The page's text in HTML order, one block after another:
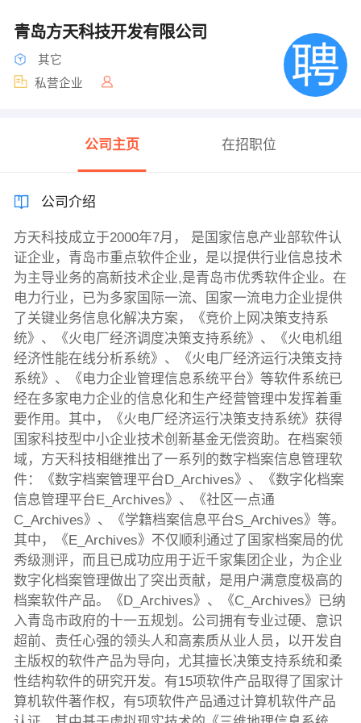
青岛方天科技开发有限公司
其它
私营企业
公司主页 在招职位
公司介绍
方天科技成立于2000年7月， 是国家信息产业部软件认
证企业，青岛市重点软件企业，是以提供行业信息技术
为主导业务的高新技术企业,是青岛市优秀软件企业。在
电力行业，已为多家国际一流、国家一流电力企业提供
了关键业务信息化解决方案，《竞价上网决策支持系
统》、《火电厂经济调度决策支持系统》、《火电机组
经济性能在线分析系统》、《火电厂经济运行决策支持
系统》、《电力企业管理信息系统平台》等软件系统已
经在多家电力企业的信息化和生产经营管理中发挥着重
要作用。其中，《火电厂经济运行决策支持系统》获得
国家科技型中小企业技术创新基金无偿资助。在档案领
域，方天科技相继推出了一系列的数字档案信息管理软
件：《数字档案管理平台D_Archives》、《数字化档案
信息管理平台E_Archives》、《社区一点通
C_Archives》、《学籍档案信息平台S_Archives》等。
其中，《E_Archives》不仅顺利通过了国家档案局的优
秀级测评，而且已成功应用于近千家集团企业，为企业
数字化档案管理做出了突出贡献，是用户满意度极高的
档案软件产品。《D_Archives》、《C_Archives》已纳
入青岛市政府的十一五规划。公司拥有专业过硬、意识
超前、责任心强的领头人和高素质从业人员，以开发自
主版权的软件产品为导向，尤其擅长决策支持系统和柔
性结构软件的研究开发。有15项软件产品取得了国家计
算机软件著作权，有5项软件产品通过计算机软件产品